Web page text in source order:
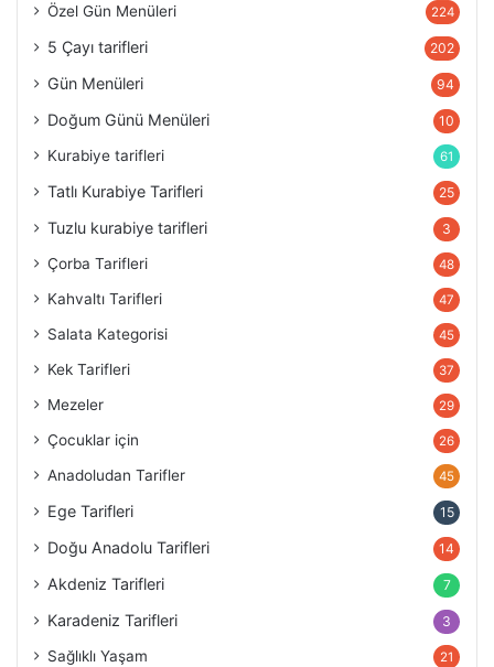
Özel Gün Menüleri 224
5 Çayı tarifleri 202
Gün Menüleri 94
Doğum Günü Menüleri 10
Kurabiye tarifleri 61
Tatlı Kurabiye Tarifleri 25
Tuzlu kurabiye tarifleri 3
Çorba Tarifleri 48
Kahvaltı Tarifleri 47
Salata Kategorisi 45
Kek Tarifleri 37
Mezeler 29
Çocuklar için 26
Anadoludan Tarifler 45
Ege Tarifleri 15
Doğu Anadolu Tarifleri 14
Akdeniz Tarifleri 7
Karadeniz Tarifleri 3
Sağlıklı Yaşam 21